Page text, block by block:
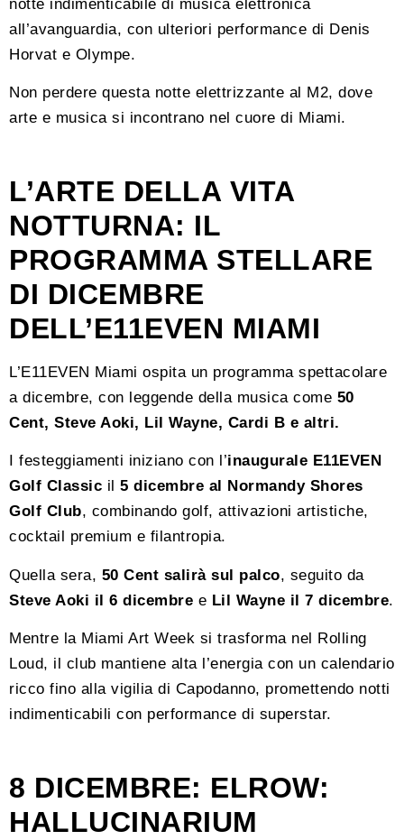
notte indimenticabile di musica elettronica
all’avanguardia, con ulteriori performance di Denis
Horvat e Olympe.
Non perdere questa notte elettrizzante al M2, dove
arte e musica si incontrano nel cuore di Miami.
L’ARTE DELLA VITA
NOTTURNA: IL
PROGRAMMA STELLARE
DI DICEMBRE
DELL’E11EVEN MIAMI
L’E11EVEN Miami ospita un programma spettacolare
a dicembre, con leggende della musica come 50
Cent, Steve Aoki, Lil Wayne, Cardi B e altri.
I festeggiamenti iniziano con l’inaugurale E11EVEN
Golf Classic il 5 dicembre al Normandy Shores
Golf Club, combinando golf, attivazioni artistiche,
cocktail premium e filantropia.
Quella sera, 50 Cent salirà sul palco, seguito da
Steve Aoki il 6 dicembre e Lil Wayne il 7 dicembre.
Mentre la Miami Art Week si trasforma nel Rolling
Loud, il club mantiene alta l’energia con un calendario
ricco fino alla vigilia di Capodanno, promettendo notti
indimenticabili con performance di superstar.
8 DICEMBRE: ELROW:
HALLUCINARIUM